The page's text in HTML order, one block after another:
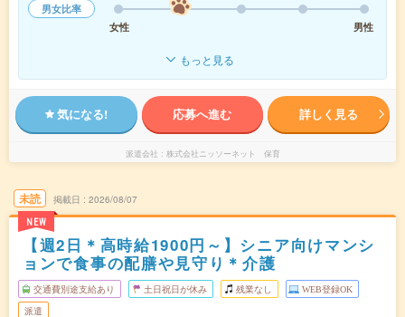
男女比率
女性
男性
もっと見る
気になる! 応募へ進む 詳しく見る
派遣会社 株式会社ニッソーネット 保育
未読
NEW
掲載日 2026/08/07
【週2日＊高時給1900円～】シニア向けマンシ
ョンで食事の配膳や見守り＊介護
交通費別途支給あり 土日祝日が休み 残業なし WEB登録OK
派遣